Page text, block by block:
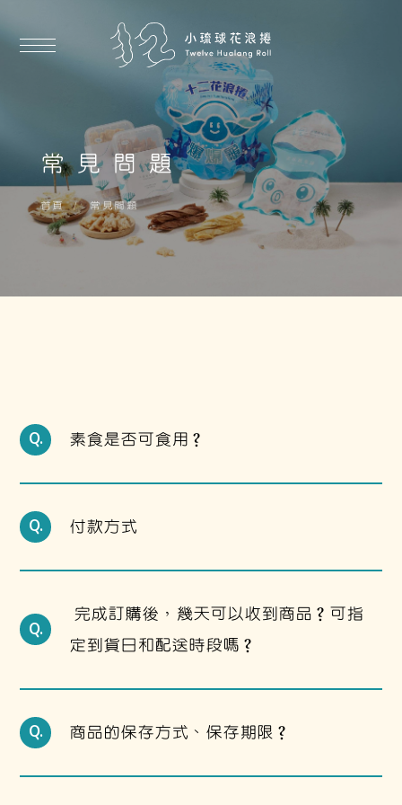
常見問題
首頁 常見問題
Q. 素食是否可食用？
Q. 付款方式
Q.
定到貨日和配送時段嗎？
Q. 商品的保存方式、保存期限？